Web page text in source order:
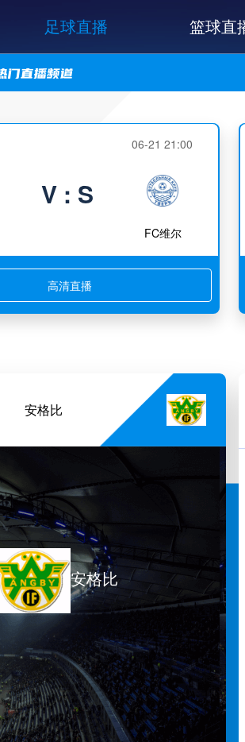
足球直播 篮球直
06-21 21:00
V : S
FC维尔
高清直播
安格比
安格比